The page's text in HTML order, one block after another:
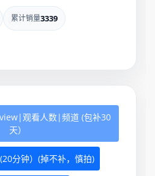
累计销量3339
观看人数|频道 (包补30
天）
分钟）(掉不补，慎拍)